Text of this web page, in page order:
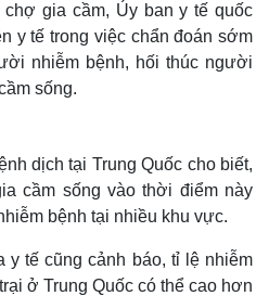
gia cầm, Ủy ban y tế quốc
y tế trong việc chẩn đoán sớm
nhiễm bệnh, hối thúc người
sống.
dịch tại Trung Quốc cho biết,
cầm sống vào thời điểm này
bệnh tại nhiều khu vực.
y tế cũng cảnh báo, tỉ lệ nhiễm
ở Trung Quốc có thể cao hơn